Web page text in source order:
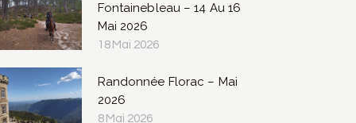
Fontainebleau – 14 Au 16
Mai 2026
18 Mai 2026
Randonnée Florac – Mai
2026
8 Mai 2026